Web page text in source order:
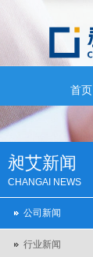
首页
昶艾新闻
CHANGAI NEWS
公司新闻
行业新闻